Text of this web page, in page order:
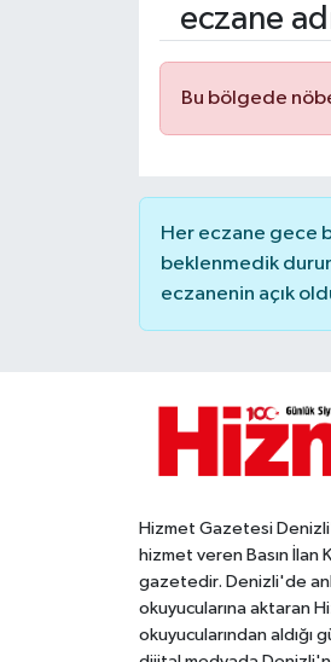
eczane
Bu bölgede
Her eczane gece
beklenmedik
eczanenin açık
Hizmet Gazetesi
hizmet veren Basın İlan
gazetedir. Denizli'de
okuyucularına aktaran
okuyucularından aldığı